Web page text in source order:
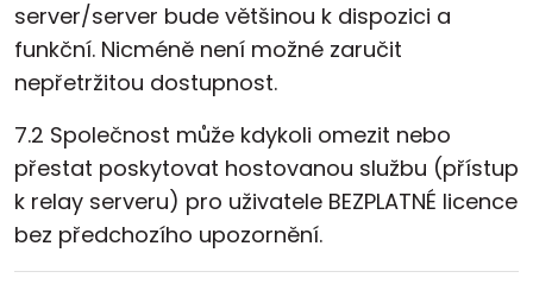
server/server bude většinou k dispozici a
funkční. Nicméně není možné zaručit
nepřetržitou dostupnost.
7.2 Společnost může kdykoli omezit nebo
přestat poskytovat hostovanou službu (přístup
k relay serveru) pro uživatele BEZPLATNÉ licence
bez předchozího upozornění.